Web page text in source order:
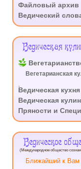
Файловый архив
Ведический
Ведическая
Вегетарианская
Ведическая кухня
Ведическая
Пряности и
Ведическое
(Международное общество
Ближайший к Вам